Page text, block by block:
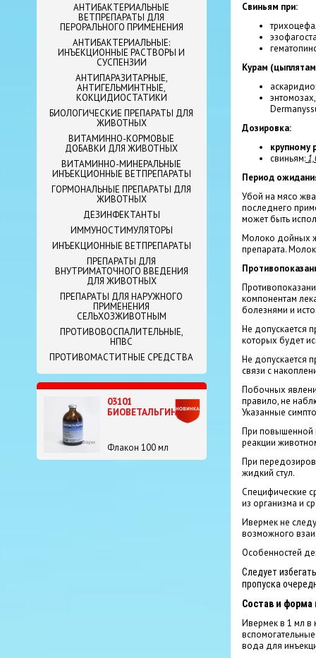
АНТИБАКТЕРИАЛЬНЫЕ
ВЕТПРЕПАРАТЫ ДЛЯ
ПЕРОРАЛЬНОГО ПРИМЕНЕНИЯ
АНТИБАКТЕРИАЛЬНЫЕ:
ИНЪЕКЦИОННЫЕ РАСТВОРЫ И
СУСПЕНЗИИ
АНТИПАРАЗИТАРНЫЕ,
АНТИГЕЛЬМИНТНЫЕ,
КОКЦИДИОСТАТИКИ
БИОЛОГИЧЕСКИЕ ПРЕПАРАТЫ ДЛЯ
ЖИВОТНЫХ
ВИТАМИННО-КОРМОВЫЕ
ДОБАВКИ ДЛЯ ЖИВОТНЫХ
ВИТАМИННО-МИНЕРАЛЬНЫЕ
ИНЪЕКЦИОННЫЕ ВЕТПРЕПАРАТЫ
ГОРМОНАЛЬНЫЕ ПРЕПАРАТЫ ДЛЯ
ЖИВОТНЫХ
ДЕЗИНФЕКТАНТЫ
ИММУНОСТИМУЛЯТОРЫ
ИНЪЕКЦИОННЫЕ ВЕТПРЕПАРАТЫ
ПРЕПАРАТЫ ДЛЯ
ВНУТРИМАТОЧНОГО ВВЕДЕНИЯ
ДЛЯ ЖИВОТНЫХ
ПРЕПАРАТЫ ДЛЯ НАРУЖНОГО
ПРИМЕНЕНИЯ
СЕЛЬХОЗЖИВОТНЫМ
ПРОТИВОВОСПАЛИТЕЛЬНЫЕ,
НПВС
ПРОТИВОМАСТИТНЫЕ СРЕДСТВА
03101
БИОВЕТАЛЬГИН
Флакон 100 мл
Свиньям при:
Курам
Дозировка:
крупному
свиньям:
Период
Убой на мясо
последнего
может быть
Молоко дойных
препарата.
компонентам
болезнями и
Не допускается
которых будет
Не допускается
связи с
Побочных
правило, не
Указанные
При повышенной
реакции
При
жидкий стул.
Специфические
из организма и
Ивермек не
возможного
Особенностей
Следует
пропуска
Состав и форма
Ивермек в 1 мл в
вода для